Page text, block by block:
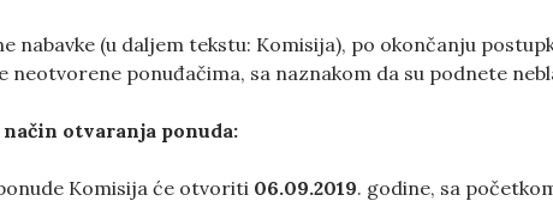
nabavke (u daljem tekstu: Komisija), po okončanju
neotvorene ponuđačima, sa naznakom da su podnete
način otvaranja ponuda:
Komisija će otvoriti 06.09.2019. godine, sa